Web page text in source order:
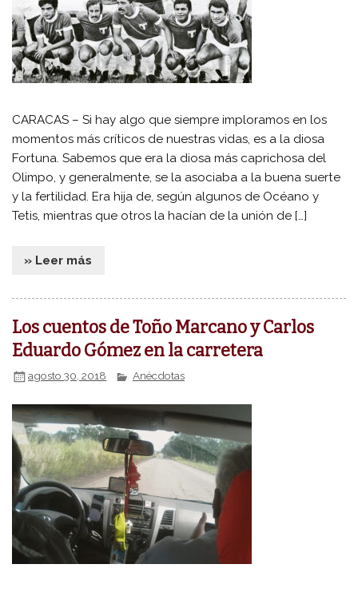
CARACAS – Si hay algo que siempre imploramos en los
momentos más críticos de nuestras vidas, es a la diosa
Fortuna. Sabemos que era la diosa más caprichosa del
Olimpo, y generalmente, se la asociaba a la buena suerte
y la fertilidad. Era hija de, según algunos de Océano y
Tetis, mientras que otros la hacían de la unión de […]
» Leer más
Los cuentos de Toño Marcano y Carlos
Eduardo Gómez en la carretera
agosto 30, 2018 Anécdotas